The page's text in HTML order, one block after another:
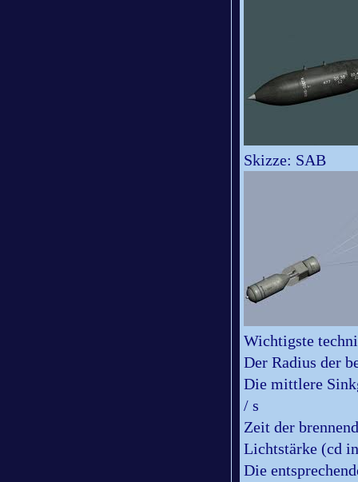
Skizze: SAB
Wichtigste
Der Radius der
Die mittlere
/ s
Zeit der
Lichtstärke (cd
Die